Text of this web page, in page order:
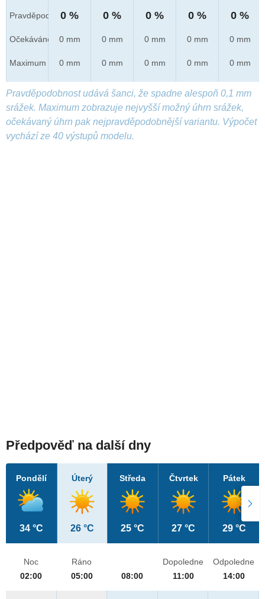
Pravděpod.
Očekáváno
Maximum
0 %
0 mm
0 mm
0 %
0 mm
0 mm
0 %
0 mm
0 mm
0 %
0 mm
0 mm
0 %
0 mm
0 mm
Pravděpodobnost udává šanci, že spadne alespoň 0,1 mm
srážek. Maximum zobrazuje nejvyšší možný úhrn srážek,
očekávaný úhrn pak nejpravděpodobnější variantu. Výpočet
vychází ze 40 výstupů modelu.
Předpověď na další dny
Pondělí
34 °C
Úterý
26 °C
Středa
25 °C
Čtvrtek
27 °C
Pátek
29 °C
Noc
02:00
Ráno
05:00
08:00
Dopoledne
11:00
Odpoledne
14:00